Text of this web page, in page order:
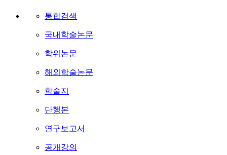
통합검색
국내학술논문
학위논문
해외학술논문
학술지
단행본
연구보고서
공개강의